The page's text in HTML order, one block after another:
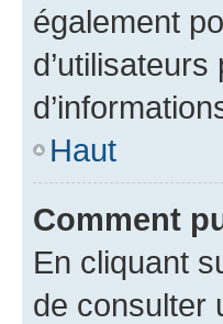
également
Haut
Comment
En cliquant
de consulter